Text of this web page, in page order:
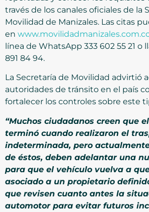
través de los canales oficiales de la
Movilidad de Manizales. Las citas
en
línea de WhatsApp 333 602 55 21 o
891 84 94.
La Secretaría de Movilidad advirtió
autoridades de tránsito en el país
fortalecer los controles sobre este
“Muchos ciudadanos creen que
terminó cuando realizaron el
indeterminada, pero
de éstos, deben adelantar una
para que el vehículo vuelva a
asociado a un propietario
que revisen cuanto antes la
automotor para evitar futuros